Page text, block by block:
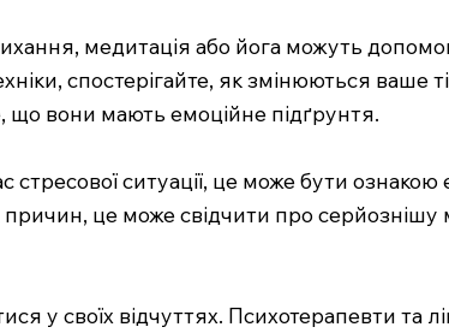
медитація або йога можуть
спостерігайте, як змінюються ваше
що вони мають емоційне підґрунтя.
ситуації, це може бути ознакою
це може свідчити про серйознішу
у своїх відчуттях. Психотерапевти та